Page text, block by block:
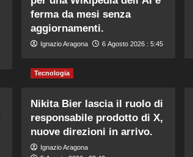
ferma da mesi senza
aggiornamenti.
Ignazio Aragona 6 Agosto 2026 : 5:45
Tecnologia
Nikita Bier lascia il ruolo di
responsabile prodotto di X,
nuove direzioni in arrivo.
Ignazio Aragona